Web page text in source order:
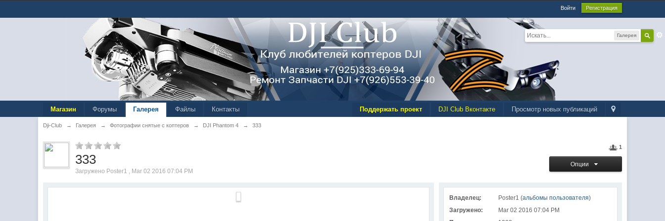
Войти Регистрация
Галерея
Просмотр новых публикаций
DJI Club Вконтакте
Поддержать проект
Магазин Форумы Галерея Файлы Контакты
Dji-Club → Галерея → Фотографии снятые с коптеров → DJI Phantom 4 → 333
1
Опции
333
Загружено Poster1 , Mar 02 2016 07:04 PM
Владелец: Poster1 (альбомы пользователя)
Загружено:
Mar 02 2016 07:04 PM